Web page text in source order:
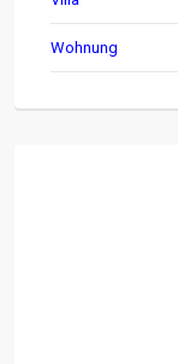
Wohnung